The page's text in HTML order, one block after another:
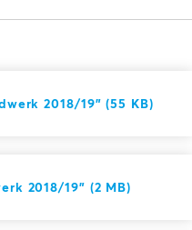
2018/19" (55 KB)
2018/19" (2 MB)